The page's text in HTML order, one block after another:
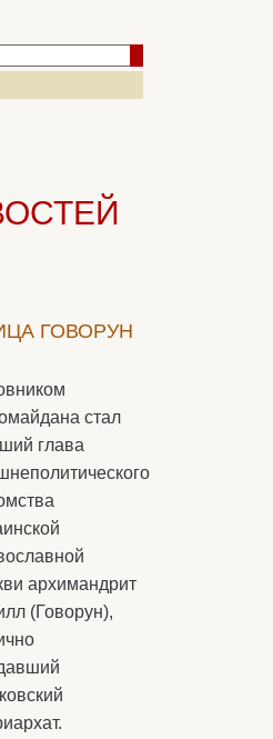
ГОВОРУН
стал
глава
архимандрит
(Говорун),